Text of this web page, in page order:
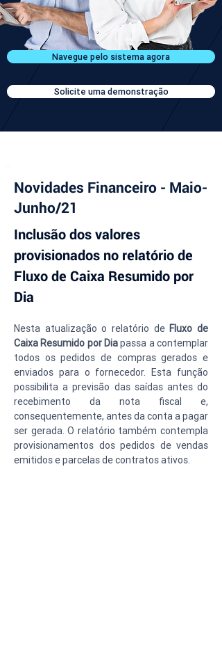
Navegue pelo sistema agora
Solicite uma demonstração
Novidades Financeiro - Maio-
Junho/21
Inclusão dos valores
provisionados no relatório de
Fluxo de Caixa Resumido por
Dia
Nesta atualização o relatório de Fluxo de
Caixa Resumido por Dia passa a contemplar
todos os pedidos de compras gerados e
enviados para o fornecedor. Esta função
possibilita a previsão das saídas antes do
recebimento da nota fiscal e,
consequentemente, antes da conta a pagar
ser gerada. O relatório também contempla
provisionamentos dos pedidos de vendas
emitidos e parcelas de contratos ativos.